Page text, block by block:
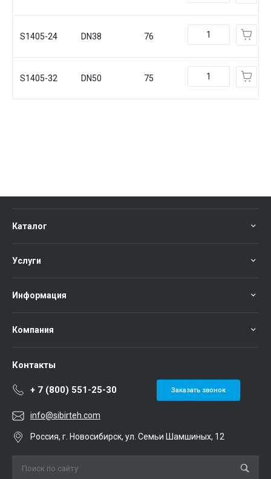
S1405-24 DN38 76
S1405-32 DN50 75
Каталог
Услуги
Информация
Компания
Контакты
+ 7 (800) 551-25-30 Заказать звонок
info@sibirteh.com
Россия, г. Новосибирск, ул. Семьи Шамшиных, 12